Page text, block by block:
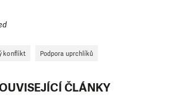
konflikt Podpora uprchlíků
ČLÁNKY